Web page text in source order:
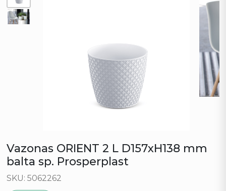
Vazonas ORIENT 2 L D157xH138 mm
balta sp. Prosperplast
SKU: 5062262